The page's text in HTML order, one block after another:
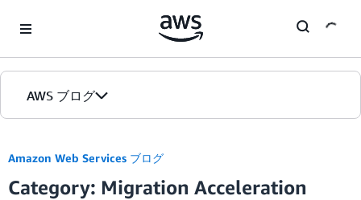
AWS ブログ
カテゴリ
Amazon Web Services ブログ
Category: Migration Acceleration